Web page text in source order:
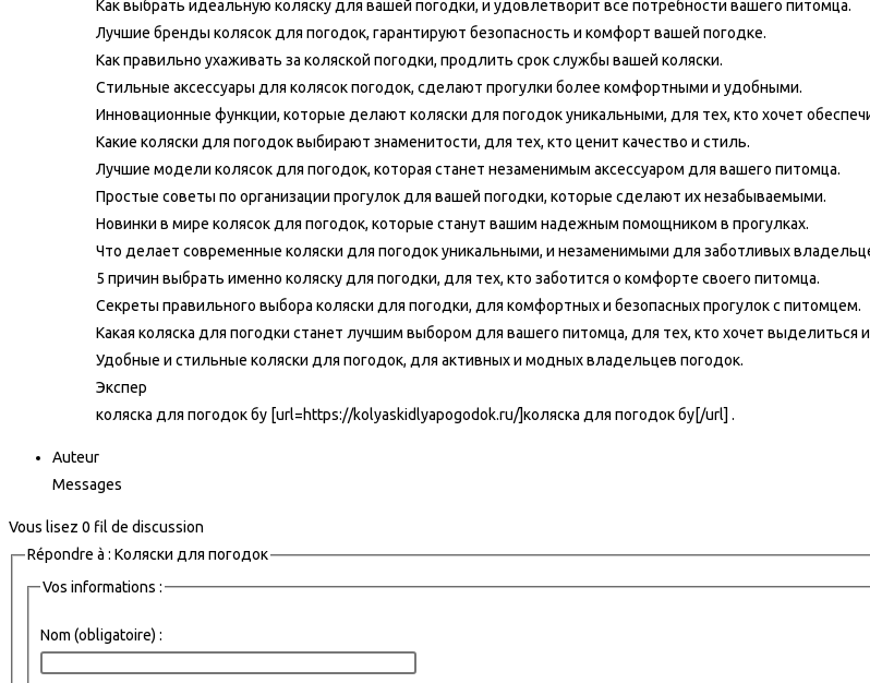
Как выбрать идеальную коляску для вашей погодки, и удовлетворит все потребности вашего питомца.
Лучшие бренды колясок для погодок, гарантируют безопасность и комфорт вашей погодке.
Как правильно ухаживать за коляской погодки, продлить срок службы вашей коляски.
Стильные аксессуары для колясок погодок, сделают прогулки более комфортными и удобными.
Инновационные функции, которые делают коляски для погодок уникальными, для тех, кто хочет
Какие коляски для погодок выбирают знаменитости, для тех, кто ценит качество и стиль.
Лучшие модели колясок для погодок, которая станет незаменимым аксессуаром для вашего питомца.
Простые советы по организации прогулок для вашей погодки, которые сделают их незабываемыми.
Новинки в мире колясок для погодок, которые станут вашим надежным помощником в прогулках.
Что делает современные коляски для погодок уникальными, и незаменимыми для заботливых
5 причин выбрать именно коляску для погодки, для тех, кто заботится о комфорте своего питомца.
Секреты правильного выбора коляски для погодки, для комфортных и безопасных прогулок с питомцем.
Какая коляска для погодки станет лучшим выбором для вашего питомца, для тех, кто хочет выделиться
Удобные и стильные коляски для погодок, для активных и модных владельцев погодок.
Экспер
коляска для погодок бу [url=https://kolyaskidlyapogodok.ru/]коляска для погодок бу[/url] .
Auteur
Messages
Vous lisez 0 fil de discussion
Répondre à : Коляски для погодок
Vos informations :
Nom (obligatoire) :